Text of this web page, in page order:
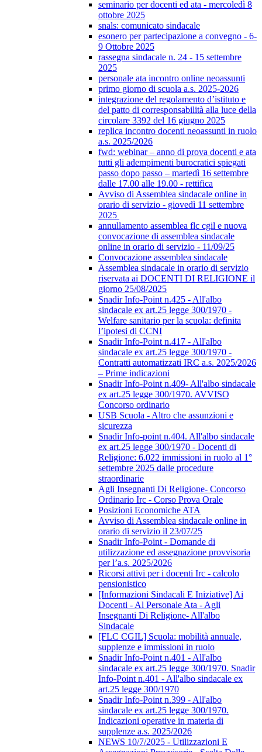
seminario per docenti ed ata - mercoledì 8
ottobre 2025
snals: comunicato sindacale
esonero per partecipazione a convegno - 6-
9 Ottobre 2025
rassegna sindacale n. 24 - 15 settembre
2025
personale ata incontro online neoassunti
primo giorno di scuola a.s. 2025-2026
integrazione del regolamento d’istituto e
del patto di corresponsabilità alla luce della
circolare 3392 del 16 giugno 2025
replica incontro docenti neoassunti in ruolo
a.s. 2025/2026
fwd: webinar – anno di prova docenti e ata
tutti gli adempimenti burocratici spiegati
passo dopo passo – martedì 16 settembre
dalle 17.00 alle 19.00 - rettifica
Avviso di Assemblea sindacale online in
orario di servizio - giovedì 11 settembre
2025
annullamento assemblea flc cgil e nuova
convocazione di assemblea sindacale
online in orario di servizio - 11/09/25
Convocazione assemblea sindacale
Assemblea sindacale in orario di servizio
riservata ai DOCENTI DI RELIGIONE il
giorno 25/08/2025
Snadir Info-Point n.425 - All'albo
sindacale ex art.25 legge 300/1970 -
Welfare sanitario per la scuola: definita
l’ipotesi di CCNI
Snadir Info-Point n.417 - All'albo
sindacale ex art.25 legge 300/1970 -
Contratti automatizzati IRC a.s. 2025/2026
– Prime indicazioni
Snadir Info-Point n.409- All'albo sindacale
ex art.25 legge 300/1970. AVVISO
Concorso ordinario
USB Scuola - Altro che assunzioni e
sicurezza
Snadir Info-point n.404. All'albo sindacale
ex art.25 legge 300/1970 - Docenti di
Religione: 6.022 immissioni in ruolo al 1°
settembre 2025 dalle procedure
straordinarie
Agli Insegnanti Di Religione- Concorso
Ordinario Irc - Corso Prova Orale
Posizioni Economiche ATA
Avviso di Assemblea sindacale online in
orario di servizio il 23/07/25
Snadir Info-Point - Domande di
utilizzazione ed assegnazione provvisoria
per l’a.s. 2025/2026
Ricorsi attivi per i docenti Irc - calcolo
pensionistico
[Informazioni Sindacali E Iniziative] Ai
Docenti - Al Personale Ata - Agli
Insegnanti Di Religione- All'albo
Sindacale
[FLC CGIL] Scuola: mobilità annuale,
supplenze e immissioni in ruolo
Snadir Info-Point n.401 - All'albo
sindacale ex art.25 legge 300/1970. Snadir
Info-Point n.401 - All'albo sindacale ex
art.25 legge 300/1970
Snadir Info-Point n.399 - All'albo
sindacale ex art.25 legge 300/1970.
Indicazioni operative in materia di
supplenze a.s. 2025/2026
NEWS 10/7/2025 - Utilizzazioni E